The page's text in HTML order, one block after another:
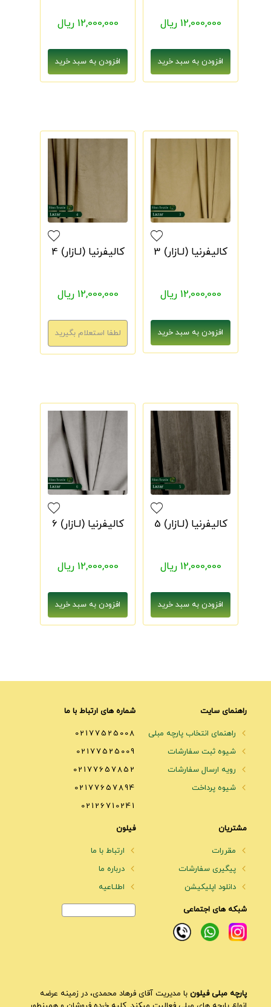
12,000,000 ریال 12,000,000 ریال
کالیفرنیا (لـازار) 3
12,000,000 ریال
کالیفرنیا (لـازار) 4
12,000,000 ریال
کالیفرنیا (لـازار) 5
12,000,000 ریال
کالیفرنیا (لـازار) 6
12,000,000 ریال
راهنمای سایت
راهنمای انتخاب پارچه مبلی
شیوه ثبت سفارشات
رویه ارسال سفارشات
شیوه پرداخت
شماره های ارتباط با ما
02177525008
02177525009
02177657852
02177657894
02126710241
مشتریان
مقررات
پیگیری سفارشات
دانلود اپلیکیشن
فیلون
ارتباط با ما
درباره ما
اطلـاعیه
شبکه های اجتماعی
پارچه مبلی فیلون با مدیریت آقای فرهاد محمدی، در زمینه عرضه